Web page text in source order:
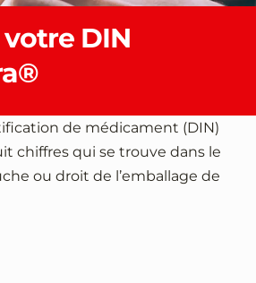
votre DIN
de médicament (DIN)
chiffres qui se trouve dans le
ou droit de l’emballage de